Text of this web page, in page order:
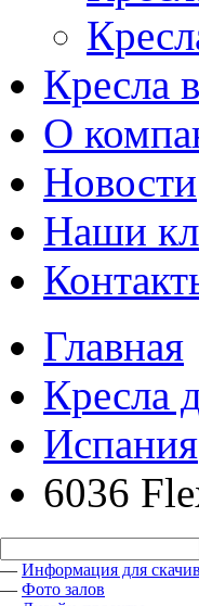
Кресла
О
Новости
Наши
Главная
Кресла
Испания
6036
— Информация для
— Фото залов